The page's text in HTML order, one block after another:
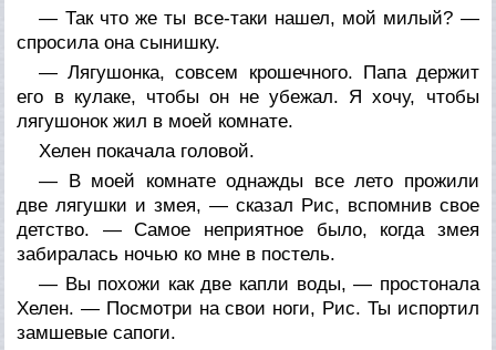
— Так что же ты все-таки нашел, мой милый? —
спросила она сынишку.
— Лягушонка, совсем крошечного. Папа держит
его в кулаке, чтобы он не убежал. Я хочу, чтобы
лягушонок жил в моей комнате.
Хелен покачала головой.
— В моей комнате однажды все лето прожили
две лягушки и змея, — сказал Рис, вспомнив свое
детство. — Самое неприятное было, когда змея
забиралась ночью ко мне в постель.
— Вы похожи как две капли воды, — простонала
Хелен. — Посмотри на свои ноги, Рис. Ты испортил
замшевые сапоги.